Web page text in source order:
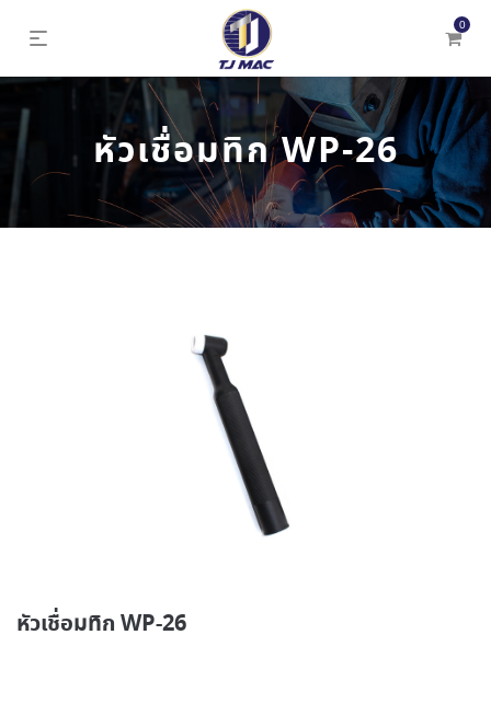
0
หัวเชื่อมทิก WP-26
หัวเชื่อมทิก WP-26